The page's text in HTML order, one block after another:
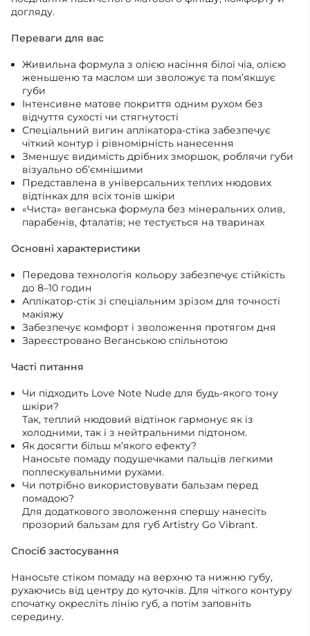
догляду.
Переваги для вас
Живильна формула з олією насіння білої чіа, олією
женьшеню та маслом ши зволожує та пом’якшує
губи
Інтенсивне матове покриття одним рухом без
відчуття сухості чи стягнутості
Спеціальний вигин аплікатора-стіка забезпечує
чіткий контур і рівномірність нанесення
Зменшує видимість дрібних зморшок, роблячи губи
візуально об’ємнішими
Представлена в універсальних теплих нюдових
відтінках для всіх тонів шкіри
«Чиста» веганська формула без мінеральних олив,
парабенів, фталатів; не тестується на тваринах
Основні характеристики
Передова технологія кольору забезпечує стійкість
до 8–10 годин
Аплікатор-стік зі спеціальним зрізом для точності
макіяжу
Забезпечує комфорт і зволоження протягом дня
Зареєстровано Веганською спільнотою
Часті питання
Чи підходить Love Note Nude для будь-якого тону
шкіри?
Так, теплий нюдовий відтінок гармонує як із
холодними, так і з нейтральними підтоном.
Як досягти більш м’якого ефекту?
Наносьте помаду подушечками пальців легкими
поплескувальними рухами.
Чи потрібно використовувати бальзам перед
помадою?
Для додаткового зволоження спершу нанесіть
прозорий бальзам для губ Artistry Go Vibrant.
Спосіб застосування
Наносьте стіком помаду на верхню та нижню губу,
рухаючись від центру до куточків. Для чіткого контуру
спочатку окресліть лінію губ, а потім заповніть
середину.